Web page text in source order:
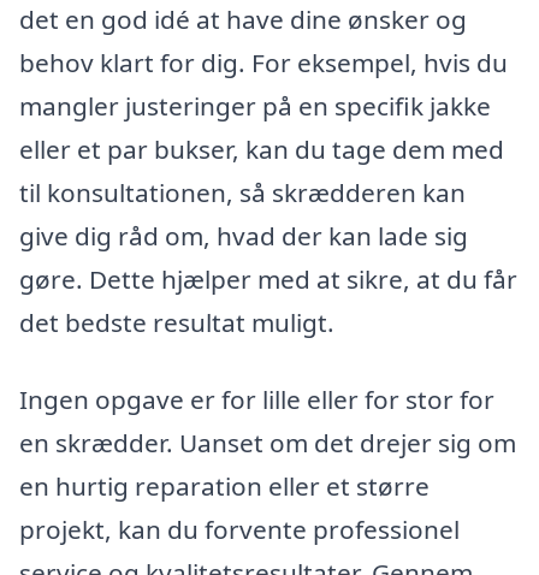
det en god idé at have dine ønsker og
behov klart for dig. For eksempel, hvis du
mangler justeringer på en specifik jakke
eller et par bukser, kan du tage dem med
til konsultationen, så skrædderen kan
give dig råd om, hvad der kan lade sig
gøre. Dette hjælper med at sikre, at du får
det bedste resultat muligt.
Ingen opgave er for lille eller for stor for
en skrædder. Uanset om det drejer sig om
en hurtig reparation eller et større
projekt, kan du forvente professionel